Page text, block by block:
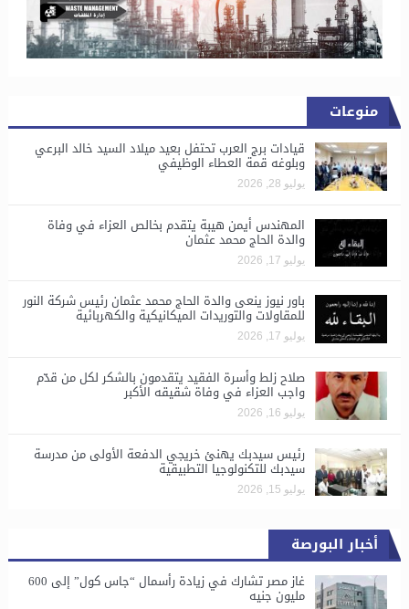
منوعات
قيادات برج العرب تحتفل بعيد ميلاد السيد خالد البرعي
وبلوغه قمة العطاء الوظيفي
يوليو 28, 2026
المهندس أيمن هيبة يتقدم بخالص العزاء في وفاة
والدة الحاج محمد عثمان
يوليو 17, 2026
باور نيوز ينعى والدة الحاج محمد عثمان رئيس شركة النور
للمقاولات والتوريدات الميكانيكية والكهربائية
يوليو 17, 2026
صلاح زلط وأسرة الفقيد يتقدمون بالشكر لكل من قدّم
واجب العزاء في وفاة شقيقه الأكبر
يوليو 16, 2026
رئيس سيدبك يهنئ خريجي الدفعة الأولى من مدرسة
سيدبك للتكنولوجيا التطبيقية
يوليو 15, 2026
أخبار البورصة
غاز مصر تشارك في زيادة رأسمال “جاس كول” إلى 600
مليون جنيه